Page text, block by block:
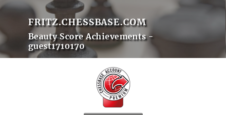
FRITZ.CHESSBASE.COM
Beauty Score Achievements -
guest1710170